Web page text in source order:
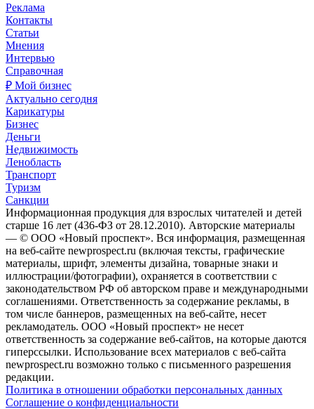
Реклама
Контакты
Статьи
Мнения
Интервью
Справочная
₽ Мой бизнес
Актуально сегодня
Карикатуры
Бизнес
Деньги
Недвижимость
Ленобласть
Транспорт
Туризм
Санкции
Информационная продукция для взрослых читателей и детей
старше 16 лет (436-ФЗ от 28.12.2010). Авторские материалы
— © ООО «Новый проспект». Вся информация, размещенная
на веб-сайте newprospect.ru (включая тексты, графические
материалы, шрифт, элементы дизайна, товарные знаки и
иллюстрации/фотографии), охраняется в соответствии с
законодательством РФ об авторском праве и международными
соглашениями. Ответственность за содержание рекламы, в
том числе баннеров, размещенных на веб-сайте, несет
рекламодатель. ООО «Новый проспект» не несет
ответственность за содержание веб-сайтов, на которые даются
гиперссылки. Использование всех материалов с веб-сайта
newprospect.ru возможно только с письменного разрешения
редакции.
Политика в отношении обработки персональных данных
Соглашение о конфиденциальности